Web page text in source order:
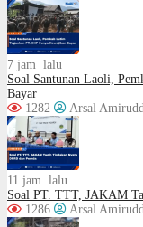
7 jam lalu
Soal Santunan Laoli,
Bayar
1282
Arsal
11 jam lalu
Soal PT. TTT, JAKAM
1286
Arsal